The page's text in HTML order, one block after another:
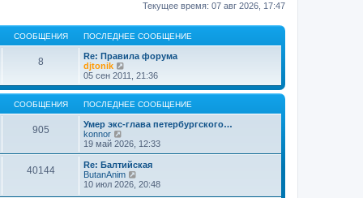
Текущее время: 07 авг 2026, 17:47
СООБЩЕНИЯ ПОСЛЕДНЕЕ СООБЩЕНИЕ
8
Re: Правила форума
djtonik
е
р
е
й
т
и
п
о
с
л
е
05 сен 2011, 21:36
СООБЩЕНИЯ ПОСЛЕДНЕЕ СООБЩЕНИЕ
905
Умер экс-глава петербургского…
konnor
е
р
е
й
т
19 май 2026, 12:33
40144
Re: Балтийская
ButanAnim
е
10 июл 2026, 20:48